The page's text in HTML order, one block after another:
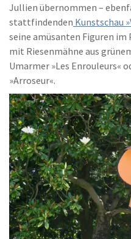
Jullien übernommen –
stattfindenden Kunstschau
seine amüsanten Figuren im
mit Riesenmähne aus
Umarmer »Les Enrouleurs«
»Arroseur«.